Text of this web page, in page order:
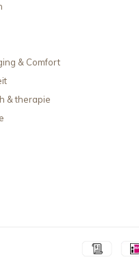
& Comfort
& therapie